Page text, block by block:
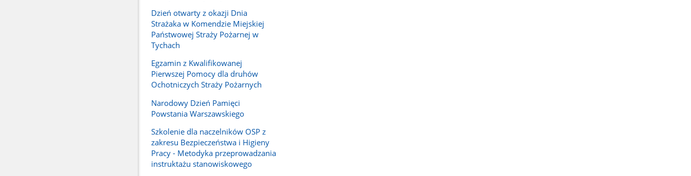
Dzień otwarty z okazji Dnia
Strażaka w Komendzie Miejskiej
Państwowej Straży Pożarnej w
Tychach
Egzamin z Kwalifikowanej
Pierwszej Pomocy dla druhów
Ochotniczych Straży Pożarnych
Narodowy Dzień Pamięci
Powstania Warszawskiego
Szkolenie dla naczelników OSP z
zakresu Bezpieczeństwa i Higieny
Pracy - Metodyka przeprowadzania
instruktażu stanowiskowego